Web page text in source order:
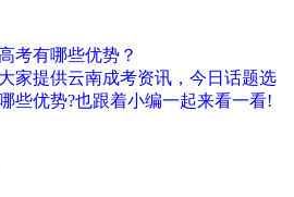
考有哪些优势？
家提供云南成考资讯，今日话题选
些优势?也跟着小编一起来看一看!